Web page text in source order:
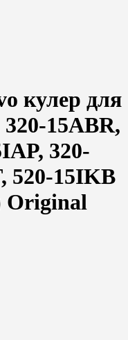
кулер для
320-15ABR,
320-
520-15IKB
Original